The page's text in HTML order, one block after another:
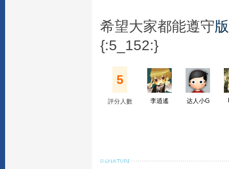
希望大家都能遵守
{:5_152:}
5
評分人數 李逍遙 达人小G